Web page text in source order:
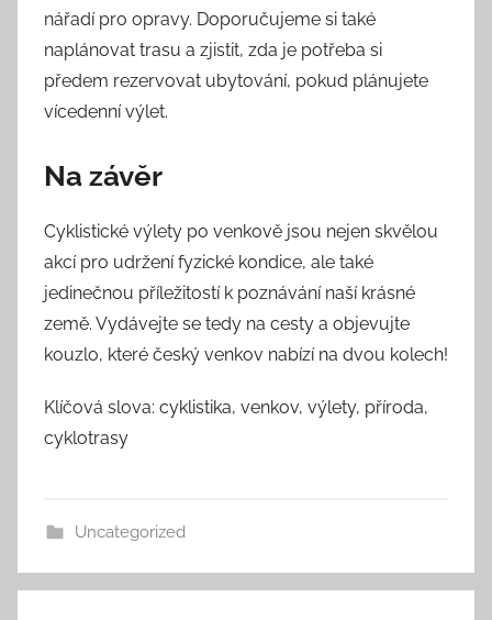
nářadí pro opravy. Doporučujeme si také
naplánovat trasu a zjistit, zda je potřeba si
předem rezervovat ubytování, pokud plánujete
vícedenní výlet.
Na závěr
Cyklistické výlety po venkově jsou nejen skvělou
akcí pro udržení fyzické kondice, ale také
jedinečnou příležitostí k poznávání naší krásné
země. Vydávejte se tedy na cesty a objevujte
kouzlo, které český venkov nabízí na dvou kolech!
Klíčová slova: cyklistika, venkov, výlety, příroda,
cyklotrasy
Uncategorized